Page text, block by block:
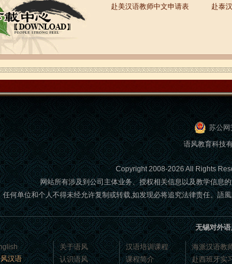
学生Brad
我是澳大利亚人，我在语风
习汉语。我现在可以独立和
友说很流利的汉语。谢谢语
学生Jennifer
，我非常喜欢在语风汉语无
语，这是一个非常好的学习
赴美汉语教师中文申请表 赴泰
苏公
语风教育科技
Copyright 2008-2026 All Rights
网站所有涉及到公司主体业务、授权相关信息以及教学信息
任何单位和个人不得未经允许复制或转载,如发现必将追究法律责任。語
无锡对外
汉语
关于语风
认识语风
汉语培训课程
课程简介
海派汉语教
赴西班牙实习